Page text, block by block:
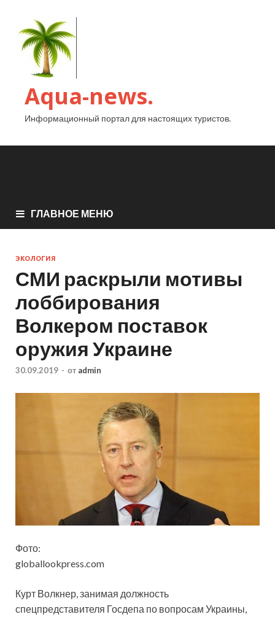
Aqua-news.
Информационный портал для настоящих туристов.
ГЛАВНОЕ МЕНЮ
ЭКОЛОГИЯ
СМИ раскрыли мотивы
лоббирования
Волкером поставок
оружия Украине
30.09.2019 - от admin
Фото:
globallookpress.com
Курт Волкнер, занимая должность
спецпредставителя Госдепа по вопросам Украины,